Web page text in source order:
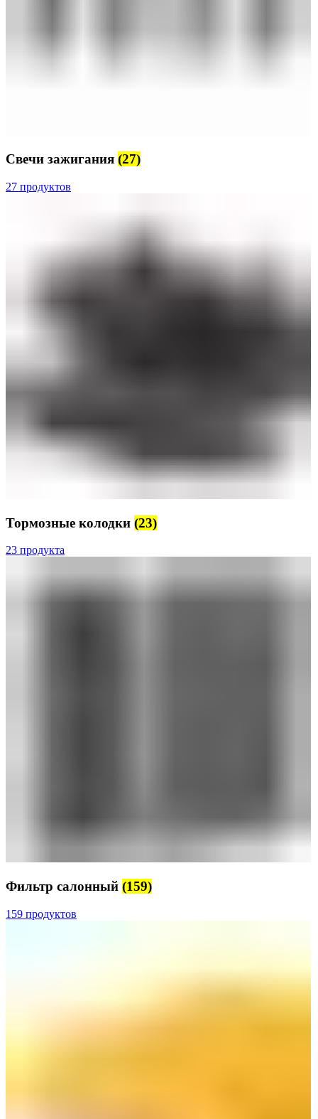
Свечи зажигания (27)
27 продуктов
Тормозные колодки (23)
23 продукта
Фильтр салонный (159)
159 продуктов